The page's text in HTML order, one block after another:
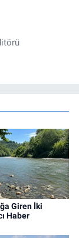
Giren İki
Haber